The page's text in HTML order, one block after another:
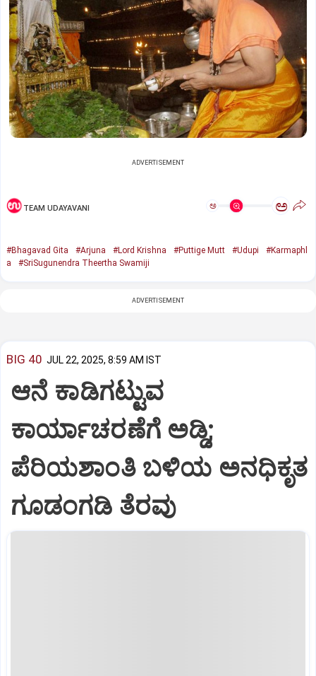
ADVERTISEMENT
TEAM UDAYAVANI ಅ ಅ
#Bhagavad Gita #Arjuna #Lord Krishna #Puttige Mutt #Udupi
#Karmaphl
a
#SriSugunendra Theertha Swamiji
ADVERTISEMENT
BIG 40 JUL 22, 2025, 8:59 AM IST
ಆನೆ ಕಾಡಿಗಟ್ಟುವ
ಕಾರ್ಯಾಚರಣೆಗೆ ಅಡ್ಡಿ;
ಪೆರಿಯಶಾಂತಿ ಬಳಿಯ ಅನಧಿಕೃತ
ಗೂಡಂಗಡಿ ತೆರವು